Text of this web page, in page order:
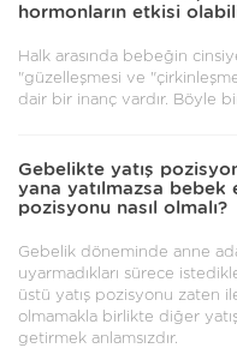
hormonların etkisi
Halk arasında bebeğin
"güzelleşmesi ve
dair bir inanç vardır. Böyle
Gebelikte yatış
yana yatılmazsa bebek
pozisyonu nasıl olmalı?
Gebelik döneminde anne
uyarmadıkları sürece
üstü yatış pozisyonu zaten
olmamakla birlikte diğer
getirmek anlamsızdır.